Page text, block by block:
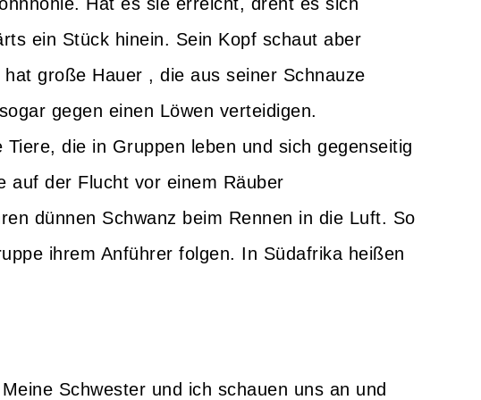
ein Stück hinein. Sein Kopf schaut aber
große Hauer , die aus seiner Schnauze
gegen einen Löwen verteidigen.
die in Gruppen leben und sich gegenseitig
auf der Flucht vor einem Räuber
dünnen Schwanz beim Rennen in die Luft. So
ihrem Anführer folgen. In Südafrika heißen
Schwester und ich schauen uns an und